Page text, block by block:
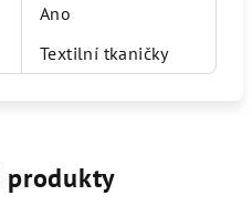
Ano
Textilní tkaničky
produkty